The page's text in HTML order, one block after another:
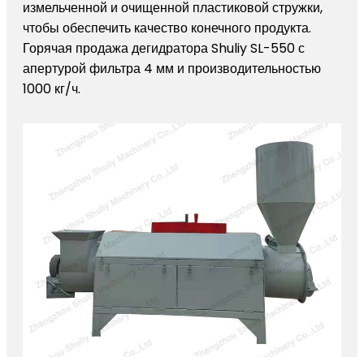
измельченной и очищенной пластиковой стружки,
чтобы обеспечить качество конечного продукта.
Горячая продажа дегидратора Shuliy SL-550 с
апертурой фильтра 4 мм и производительностью
1000 кг/ч.